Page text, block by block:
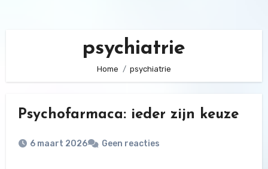
psychiatrie
Home psychiatrie
Psychofarmaca: ieder zijn keuze
6 maart 2026 Geen reacties